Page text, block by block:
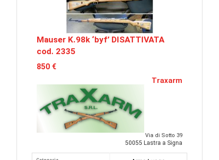
Mauser K.98k ‘byf’ DISATTIVATA
cod. 2335
850 €
Traxarm
Via di Sotto 39
50055 Lastra a Signa